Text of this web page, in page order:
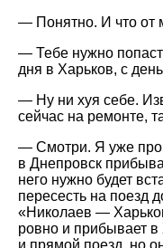
— Понятно. И что от
— Тебе нужно
дня в Харьков, с
— Ну ни хуя себе.
сейчас на ремонте,
— Смотри. Я уже
в Днепровск
него нужно будет
пересесть на поезд
«Николаев —
ровно и прибывает в
и прямой поезд, но